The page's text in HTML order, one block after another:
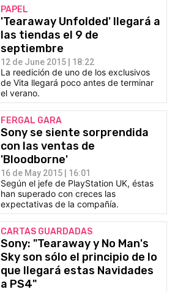
PAPEL
'Tearaway Unfolded' llegará a
las tiendas el 9 de
septiembre
12 de June 2015 | 18:22
La reedición de uno de los exclusivos
de Vita llegará poco antes de terminar
el verano.
FERGAL GARA
Sony se siente sorprendida
con las ventas de
'Bloodborne'
16 de May 2015 | 16:01
Según el jefe de PlayStation UK, éstas
han superado con creces las
expectativas de la compañía.
CARTAS GUARDADAS
Sony: "Tearaway y No Man's
Sky son sólo el principio de lo
que llegará estas Navidades
a PS4"